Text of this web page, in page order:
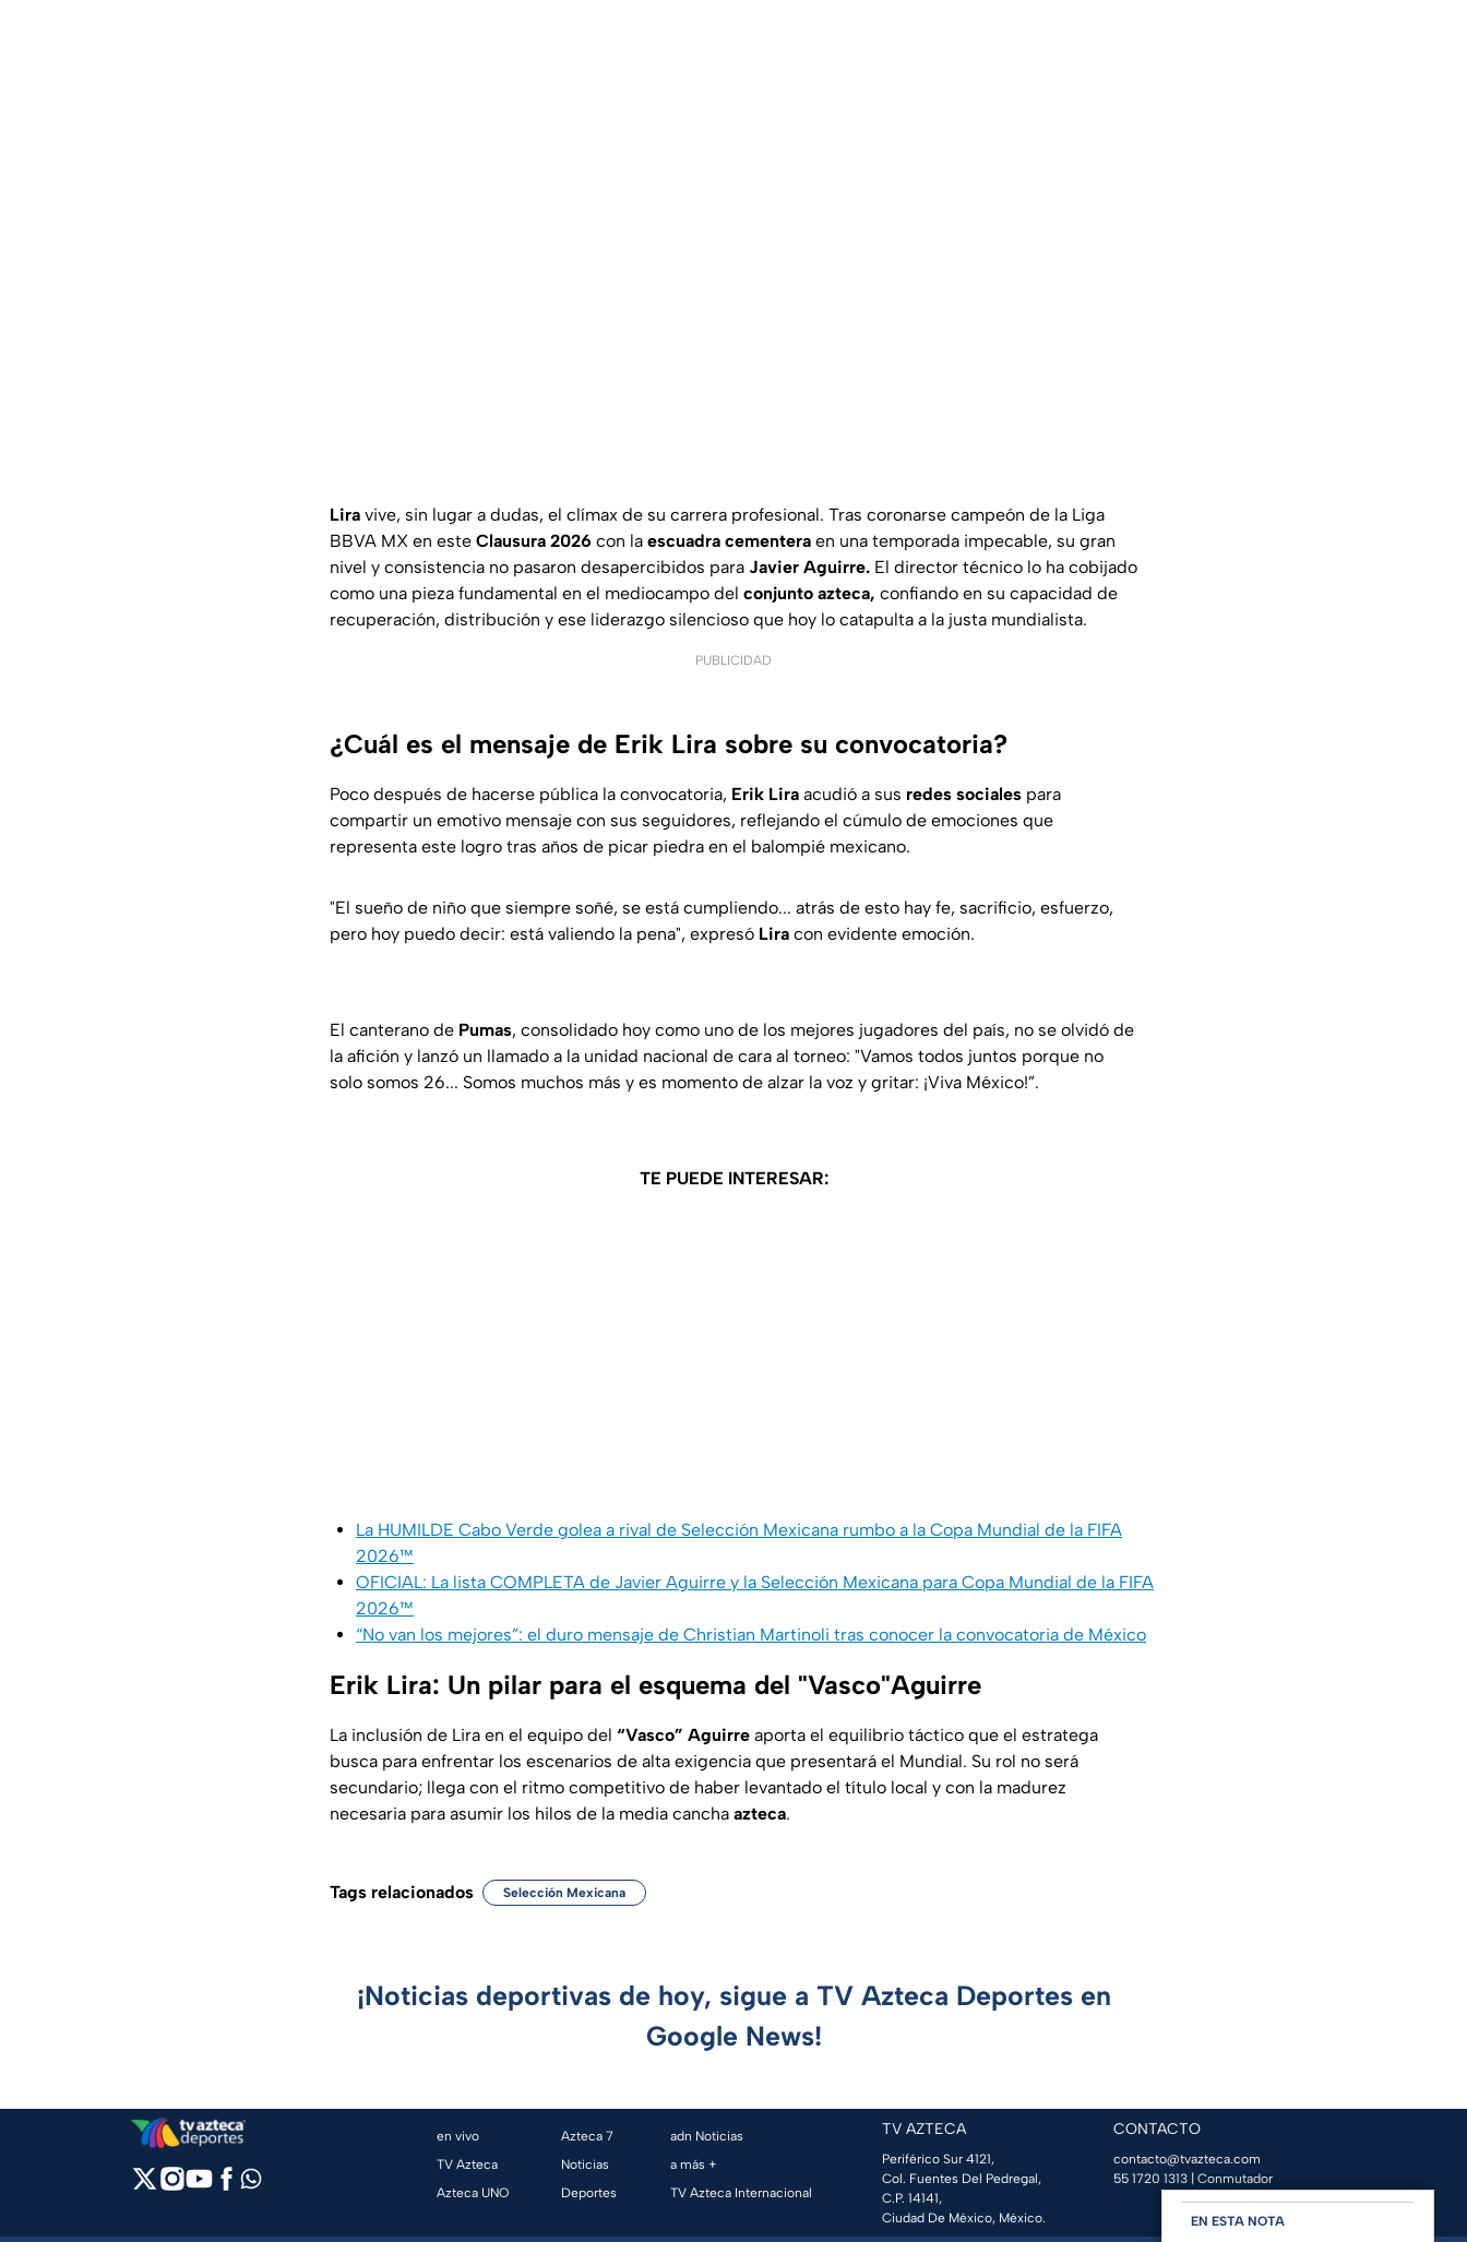
EN ESTA NOTA
Lira vive, sin lugar a dudas, el clímax de su carrera profesional. Tras coronarse campeón de la Liga
BBVA MX en este Clausura 2026 con la escuadra cementera en una temporada impecable, su gran
nivel y consistencia no pasaron desapercibidos para Javier Aguirre. El director técnico lo ha cobijado
como una pieza fundamental en el mediocampo del conjunto azteca, confiando en su capacidad de
recuperación, distribución y ese liderazgo silencioso que hoy lo catapulta a la justa mundialista.
PUBLICIDAD
¿Cuál es el mensaje de Erik Lira sobre su convocatoria?
Poco después de hacerse pública la convocatoria, Erik Lira acudió a sus redes sociales para
compartir un emotivo mensaje con sus seguidores, reflejando el cúmulo de emociones que
representa este logro tras años de picar piedra en el balompié mexicano.
"El sueño de niño que siempre soñé, se está cumpliendo... atrás de esto hay fe, sacrificio, esfuerzo,
pero hoy puedo decir: está valiendo la pena", expresó Lira con evidente emoción.
El canterano de Pumas, consolidado hoy como uno de los mejores jugadores del país, no se olvidó de
la afición y lanzó un llamado a la unidad nacional de cara al torneo: "Vamos todos juntos porque no
solo somos 26... Somos muchos más y es momento de alzar la voz y gritar: ¡Viva México!”.
TE PUEDE INTERESAR:
La HUMILDE Cabo Verde golea a rival de Selección Mexicana rumbo a la Copa Mundial de la FIFA
2026™
OFICIAL: La lista COMPLETA de Javier Aguirre y la Selección Mexicana para Copa Mundial de la FIFA
2026™
“No van los mejores”: el duro mensaje de Christian Martinoli tras conocer la convocatoria de México
Erik Lira: Un pilar para el esquema del "Vasco"Aguirre
La inclusión de Lira en el equipo del “Vasco” Aguirre aporta el equilibrio táctico que el estratega
busca para enfrentar los escenarios de alta exigencia que presentará el Mundial. Su rol no será
secundario; llega con el ritmo competitivo de haber levantado el título local y con la madurez
necesaria para asumir los hilos de la media cancha azteca.
Tags relacionados Selección Mexicana
¡Noticias deportivas de hoy, sigue a TV Azteca Deportes en
Google News!
en vivo
TV Azteca
Azteca UNO
Azteca 7
Noticias
Deportes
adn Noticias
a más +
TV Azteca Internacional
TV AZTECA
Periférico Sur 4121,
Col. Fuentes Del Pedregal,
C.P. 14141,
Ciudad De México, México.
CONTACTO
contacto@tvazteca.com
55 1720 1313 | Conmutador